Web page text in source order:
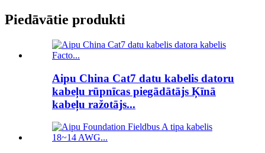
Piedāvātie produkti
Aipu China Cat7 datu kabelis datoru
kabeļu rūpnīcas piegādātājs Ķīnā
kabeļu ražotājs...